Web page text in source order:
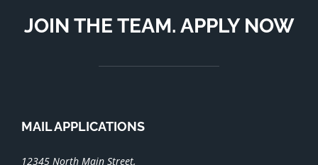
JOIN THE TEAM. APPLY NOW
MAIL APPLICATIONS
12345 North Main Street,